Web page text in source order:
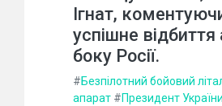
Ігнат,
успішне відбиття
боку Росії.
#Безпілотний бойовий
апарат #Президент України